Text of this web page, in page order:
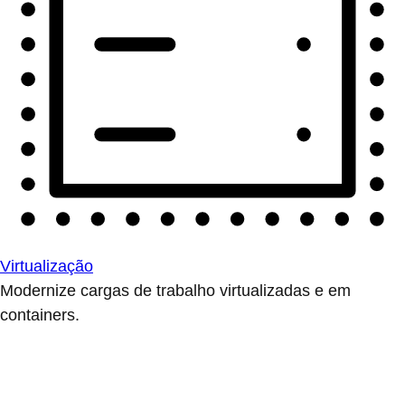
Virtualização
Modernize cargas de trabalho virtualizadas e em
containers.